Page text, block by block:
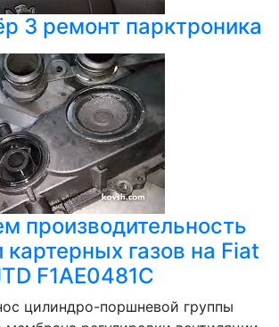
3 ремонт парктроника
производительность
картерных газов на Fiat
F1AE0481C
цилиндро-поршневой группы